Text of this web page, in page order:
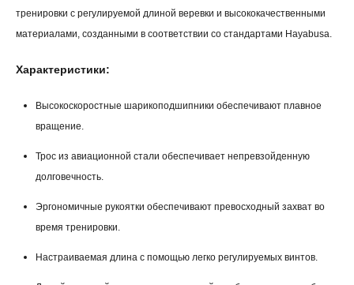
тренировки с регулируемой длиной веревки и высококачественными
материалами, созданными в соответствии со стандартами Hayabusa.
Характеристики:
Высокоскоростные шарикоподшипники обеспечивают плавное
вращение.
Трос из авиационной стали обеспечивает непревзойденную
долговечность.
Эргономичные рукоятки обеспечивают превосходный захват во
время тренировки.
Настраиваемая длина с помощью легко регулируемых винтов.